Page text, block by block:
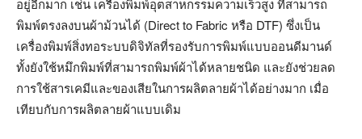
อยู่อีกมาก เช่น เครื่องพิมพ์อุตสาหกรรมความเร็วสูง ที่สามารถ
พิมพ์ตรงลงบนผ้าม้วนได้ (Direct to Fabric หรือ DTF) ซึ่งเป็น
เครื่องพิมพ์สิ่งทอระบบดิจิทัลที่รองรับการพิมพ์แบบออนดีมานด์
ทั้งยังใช้หมึกพิมพ์ที่สามารถพิมพ์ผ้าได้หลายชนิด และยังช่วยลด
การใช้สารเคมีและของเสียในการผลิตลายผ้าได้อย่างมาก เมื่อ
เทียบกับการผลิตลายผ้าแบบเดิม